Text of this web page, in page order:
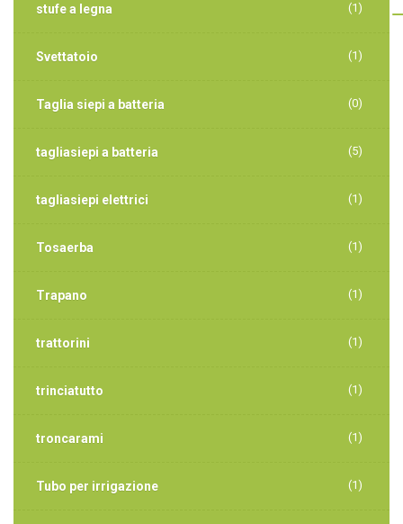
stufe a legna (1)
Svettatoio (1)
Taglia siepi a batteria (0)
tagliasiepi a batteria (5)
tagliasiepi elettrici (1)
Tosaerba (1)
Trapano (1)
trattorini (1)
trinciatutto (1)
troncarami (1)
Tubo per irrigazione (1)